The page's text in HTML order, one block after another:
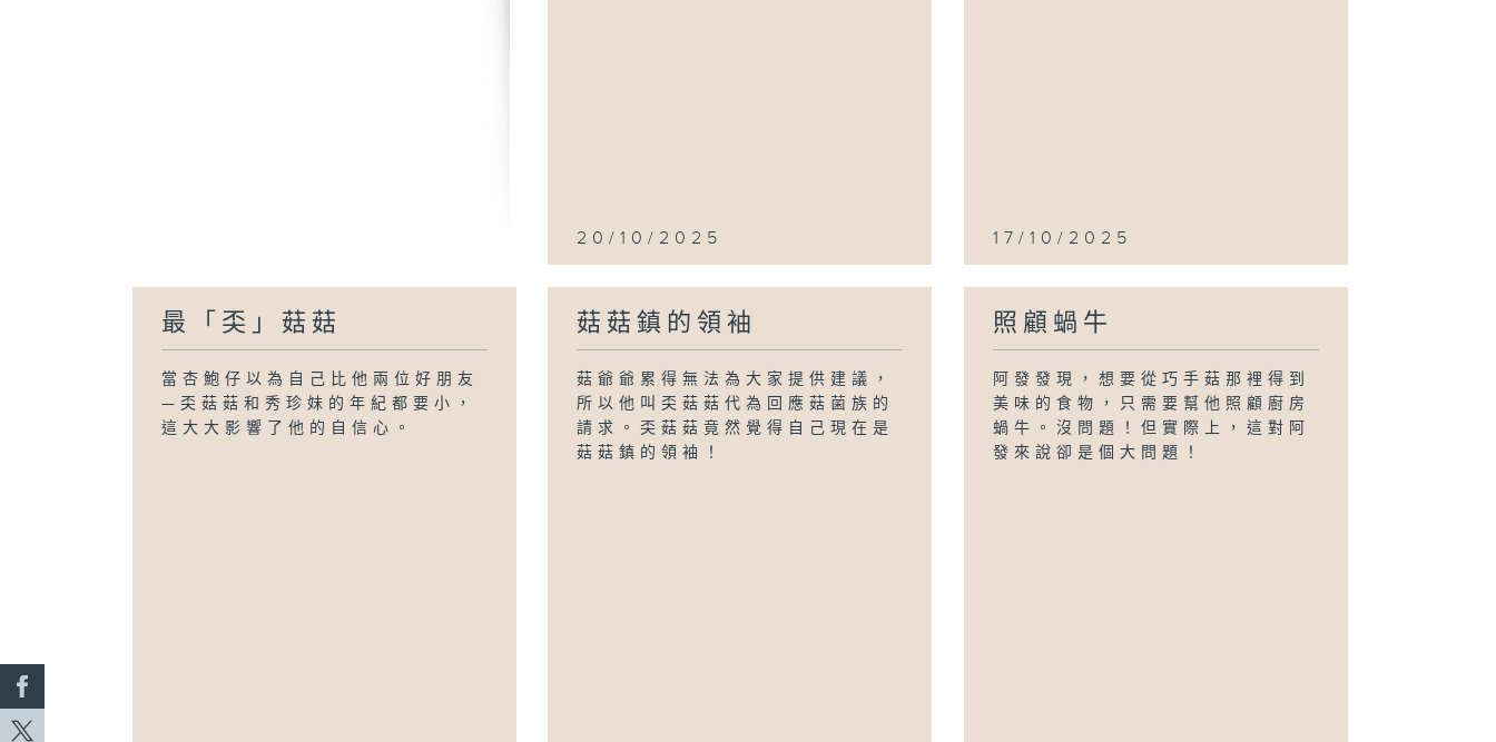
20/10/2025 17/10/2025
最「奀」菇菇
當杏鮑仔以為自己比他兩位好朋友
—奀菇菇和秀珍妹的年紀都要小，
這大大影響了他的自信心。
菇菇鎮的領袖
菇爺爺累得無法為大家提供建議，
所以他叫奀菇菇代為回應菇菌族的
請求。奀菇菇竟然覺得自己現在是
菇菇鎮的領袖！
照顧蝸牛
阿發發現，想要從巧手菇那裡得到
美味的食物，只需要幫他照顧廚房
蝸牛。沒問題！但實際上，這對阿
發來說卻是個大問題！